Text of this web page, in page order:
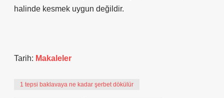
halinde kesmek uygun değildir.
Tarih: Makaleler
1 tepsi baklavaya ne kadar şerbet dökülür